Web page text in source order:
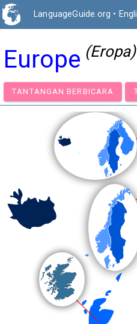
LanguageGuide.org •
Europe (Eropa)
TANTANGAN BERBICARA